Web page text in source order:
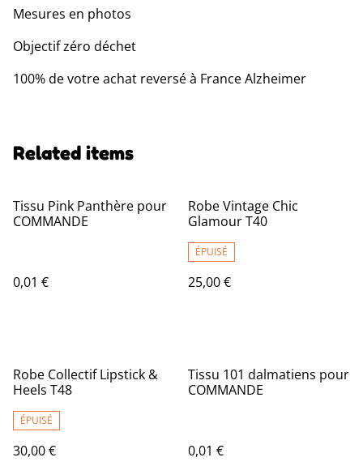
Mesures en photos
Objectif zéro déchet
100% de votre achat reversé à France Alzheimer
Related items
Tissu Pink Panthère pour
COMMANDE
0,01 €
Robe Vintage Chic
Glamour T40
ÉPUISÉ
25,00 €
Robe Collectif Lipstick &
Heels T48
ÉPUISÉ
30,00 €
Tissu 101 dalmatiens pour
COMMANDE
0,01 €